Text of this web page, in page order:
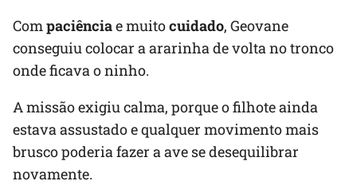
Compaciênciae muitocuidado, Geovane
conseguiu colocar a ararinha de volta no tronco
onde ficava o ninho.
A missão exigiu calma, porque o filhote ainda
estava assustado e qualquer movimento mais
brusco poderia fazer a ave se desequilibrar
novamente.